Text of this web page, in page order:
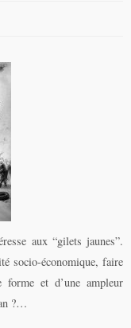
aux “gilets jaunes”.
socio-économique, faire
forme et d’une ampleur
?…